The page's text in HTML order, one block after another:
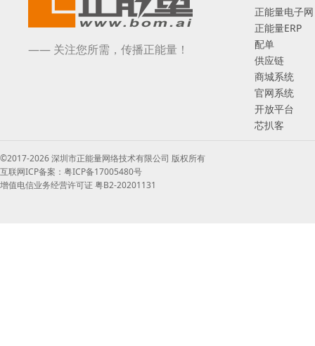
—— 关注您所需，传播正能量！
正能量电子网
正能量ERP
配单
供应链
商城系统
官网系统
开放平台
芯扒客
©2017-2026 深圳市正能量网络技术有限公司 版权所有
互联网ICP备案：粤ICP备17005480号
增值电信业务经营许可证 粤B2-20201131